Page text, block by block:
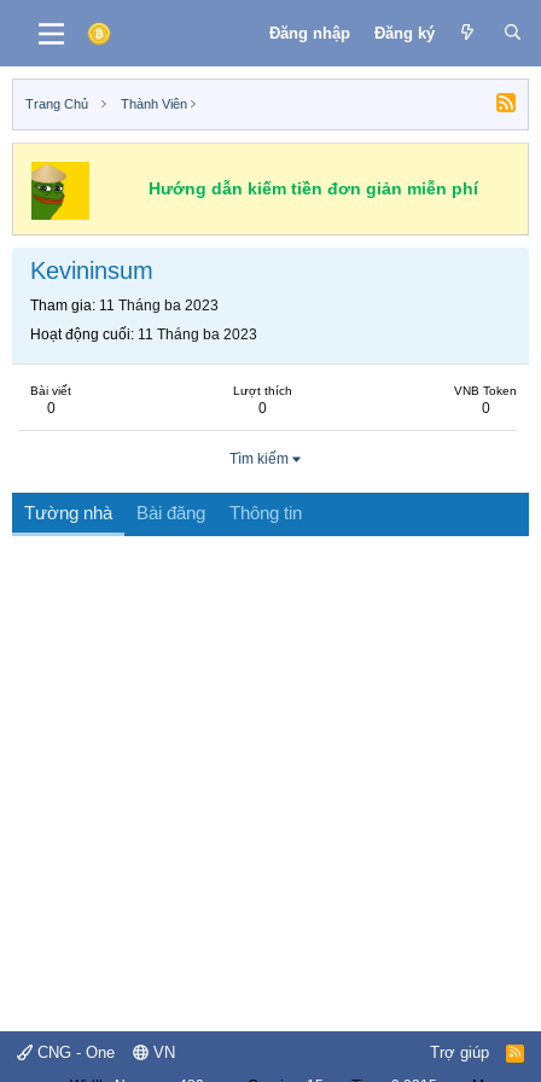
Đăng nhập Đăng ký
Trang Chủ Thành Viên
Hướng dẫn kiếm tiền đơn giản miễn phí
Kevininsum
Tham gia 11 Tháng ba 2023
Hoạt động cuối 11 Tháng ba 2023
Bài viết
0
Lượt thích
0
VNB Token
0
Tìm kiếm
Tường nhà Bài đăng Thông tin
CNG - One VN Trợ giúp
R